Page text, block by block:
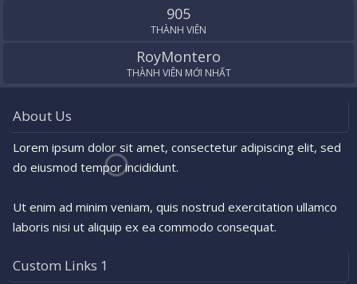
905
THÀNH VIÊN
RoyMontero
THÀNH VIÊN MỚI NHẤT
About Us
Lorem ipsum dolor sit amet, consectetur adipiscing elit, sed
do eiusmod tempor incididunt.
Ut enim ad minim veniam, quis nostrud exercitation ullamco
laboris nisi ut aliquip ex ea commodo consequat.
Custom Links 1